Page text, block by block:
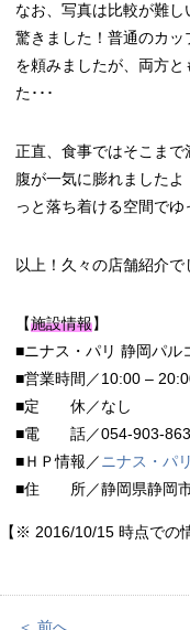
なお、写真は比較が難
驚きました！普通のカ
を頼みましたが、両方
た･･･
正直、食事ではそこま
腹が一気に膨れました
っと落ち着ける空間でゆ
以上！久々の店舗紹介で
【施設情報】
■ニナス・パリ 静岡パル
■営業時間／10:00 –
■定 休／なし
■電 話／054-903-
■ＨＰ情報／ ニナス・パ
■住 所／静岡県静岡市
【※ 2016/10/15 時点での